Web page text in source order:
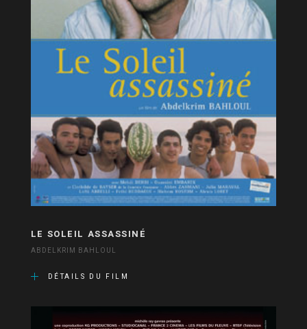
LE SOLEIL ASSASSINÉ
ABDELKRIM BAHLOUL
DÉTAILS DU FILM